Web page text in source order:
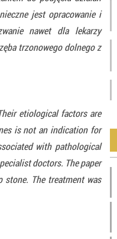
jest opracowanie i
nawet dla lekarzy
trzonowego dolnego z
etiological factors are
is not an indication for
with pathological
doctors. The paper
The treatment was